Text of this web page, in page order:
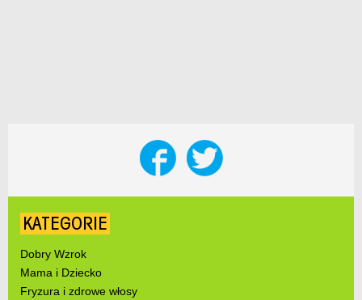
KATEGORIE
Dobry Wzrok
Mama i Dziecko
Fryzura i zdrowe włosy